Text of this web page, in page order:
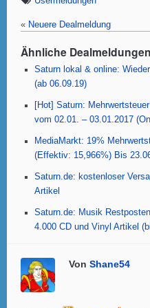
c
e
b
o
o
k
er
« Neuere Dealmeldung
Ähnliche
Saturn lokal & online:
(ab 06.09.19)
[Hot] Saturn:
vom 02.01. – 03.01.2017
MediaMarkt: 19%
(Effektiv: 15,966%) Bis
Saturn.de: kostenloser
Artikel
Saturn.de: Musik
4.000 CD und Vinyl Artikel
Von Shane54